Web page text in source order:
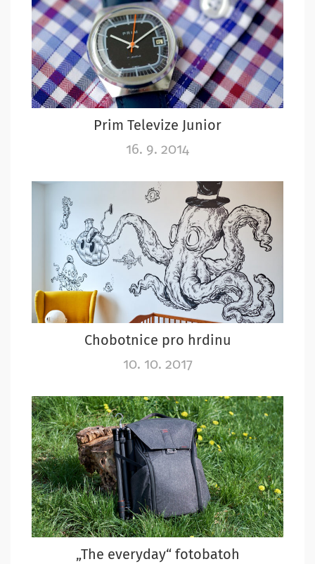
Prim Televize Junior
16. 9. 2014
Chobotnice pro hrdinu
10. 10. 2017
„The everyday“ fotobatoh